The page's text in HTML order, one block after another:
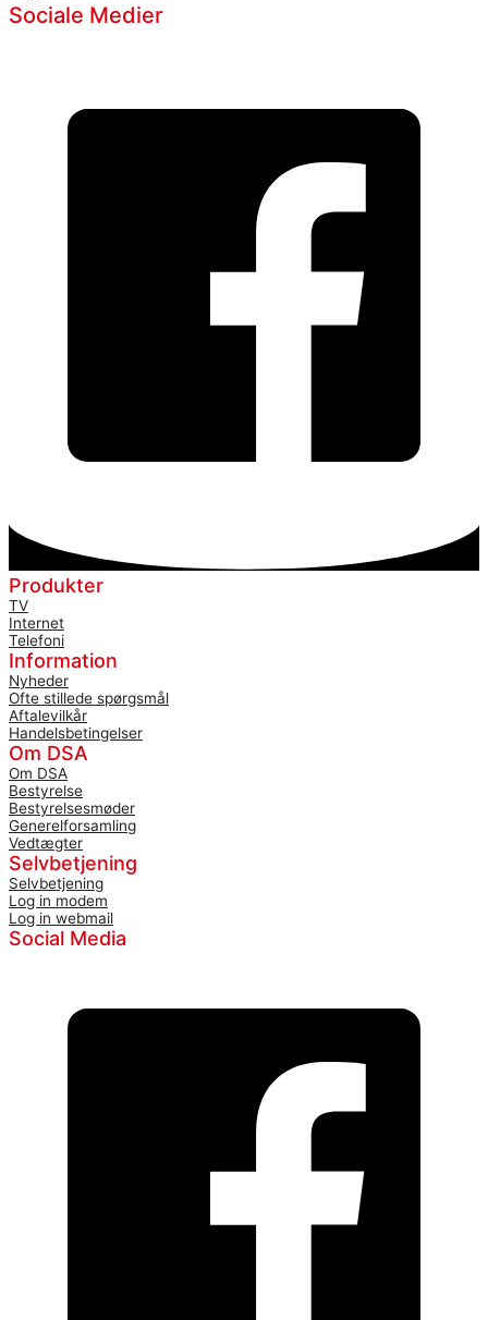
Sociale Medier
Produkter
TV
Internet
Telefoni
Information
Nyheder
Ofte stillede spørgsmål
Aftalevilkår
Handelsbetingelser
Om DSA
Om DSA
Bestyrelse
Bestyrelsesmøder
Generelforsamling
Vedtægter
Selvbetjening
Selvbetjening
Log in modem
Log in webmail
Social Media